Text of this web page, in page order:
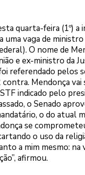
quarta-feira (1º) a
uma vaga de
O nome de
e ex-ministro da
referendado pelos
Mendonça
indicado pelo
o Senado
o do atual
se
o uso da
a mim mesmo: na
afirmou.